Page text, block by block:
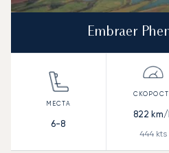
Embraer
6-8
822
444 kts